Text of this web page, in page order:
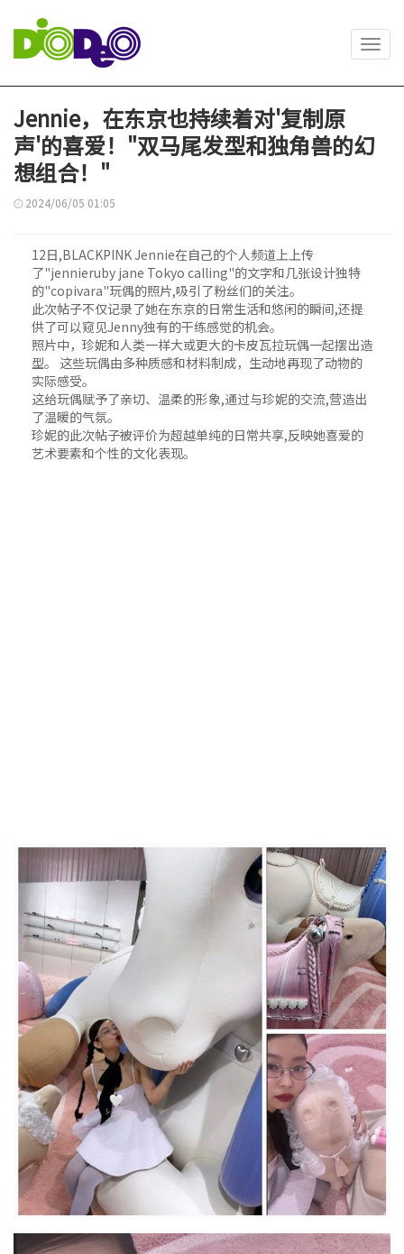
Jennie，在东京也持续着对'复制原
声'的喜爱！"双马尾发型和独角兽的幻
想组合！"
2024/06/05 01:05
12日,BLACKPINK Jennie在自己的个人频道上上传
了"jennieruby jane Tokyo calling"的文字和几张设计独特
的"copivara"玩偶的照片,吸引了粉丝们的关注。
此次帖子不仅记录了她在东京的日常生活和悠闲的瞬间,还提
供了可以窥见Jenny独有的干练感觉的机会。
照片中，珍妮和人类一样大或更大的卡皮瓦拉玩偶一起摆出造
型。 这些玩偶由多种质感和材料制成，生动地再现了动物的
实际感受。
这给玩偶赋予了亲切、温柔的形象,通过与珍妮的交流,营造出
了温暖的气氛。
珍妮的此次帖子被评价为超越单纯的日常共享,反映她喜爱的
艺术要素和个性的文化表现。